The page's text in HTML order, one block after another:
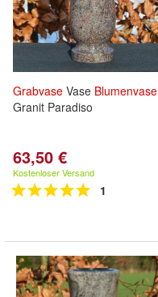
Grabvase Vase Blumenvase
Granit Paradiso
63,50 €
Kostenloser Versand
1